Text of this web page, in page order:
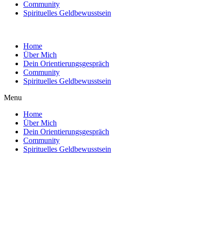
Community
Spirituelles Geldbewusstsein
Home
Über Mich
Dein Orientierungsgespräch
Community
Spirituelles Geldbewusstsein
Menu
Home
Über Mich
Dein Orientierungsgespräch
Community
Spirituelles Geldbewusstsein